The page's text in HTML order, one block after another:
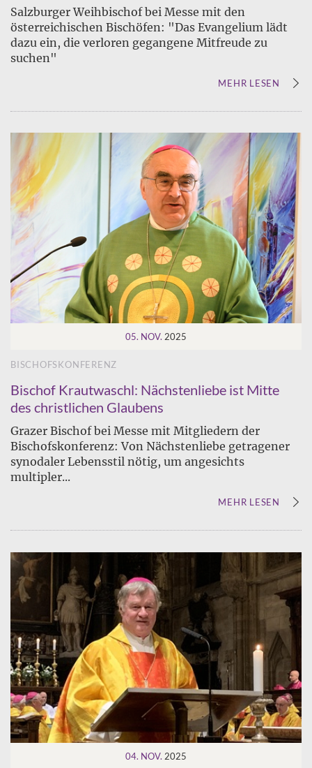
Salzburger Weihbischof bei Messe mit den
österreichischen Bischöfen: "Das Evangelium lädt
dazu ein, die verloren gegangene Mitfreude zu
suchen"
MEHR LESEN
05. NOV. 2025
BISCHOFSKONFERENZ
Bischof Krautwaschl: Nächstenliebe ist Mitte
des christlichen Glaubens
Grazer Bischof bei Messe mit Mitgliedern der
Bischofskonferenz: Von Nächstenliebe getragener
synodaler Lebensstil nötig, um angesichts
multipler...
MEHR LESEN
04. NOV. 2025